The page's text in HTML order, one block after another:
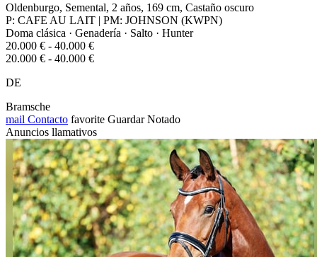
Oldenburgo, Semental, 2 años, 169 cm, Castaño oscuro
P: CAFE AU LAIT | PM: JOHNSON (KWPN)
Doma clásica · Genadería · Salto · Hunter
20.000 € - 40.000 €
20.000 € - 40.000 €
DE
Bramsche
mail Contacto favorite Guardar Notado
Anuncios llamativos